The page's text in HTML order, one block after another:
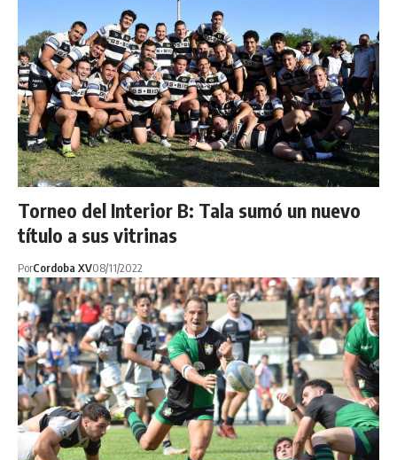
Torneo del Interior B: Tala sumó un nuevo
título a sus vitrinas
PorCordoba XV08/11/2022